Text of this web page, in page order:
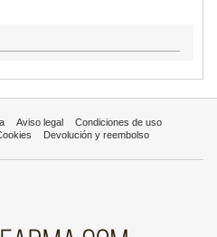
Aviso legal
Condiciones de uso
Devolución y reembolso